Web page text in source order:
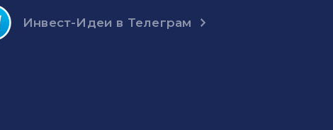
Инвест-Идеи в Телеграм